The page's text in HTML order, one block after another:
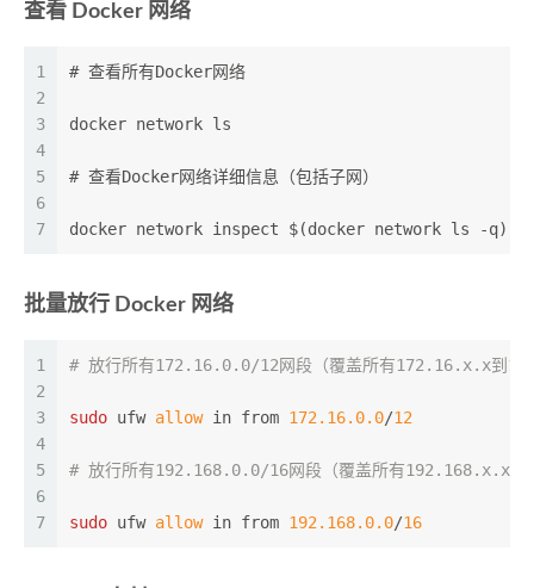
查看 Docker 网络
1
2
3
4
5
6
7
# 查看所有Docker网络
docker network ls
# 查看Docker网络详细信息（包括子网）
docker network inspect $(docker network ls -q)
批量放行 Docker 网络
1
2
3
4
5
6
7
# 放行所有172.16.0.0/12网段（覆盖所有172.16.x.x到
sudo ufw allow in from 172.16.0.0/12
# 放行所有192.168.0.0/16网段（覆盖所有192.168.x.x的
sudo ufw allow in from 192.168.0.0/16